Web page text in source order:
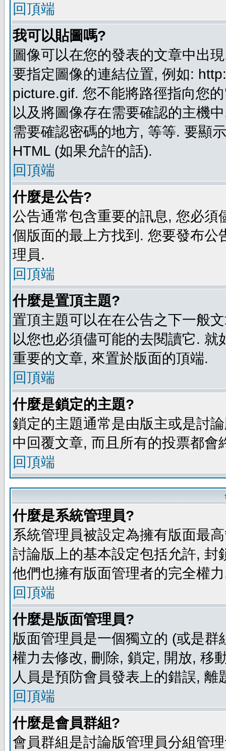
回頂端
我可以貼圖嗎?
圖像可以在您的發表的文章中出
要指定圖像的連結位置, 例如:
picture.gif. 您不能將路徑指向您
以及將圖像存在需要確認的主機
需要確認密碼的地方, 等等. 要顯
HTML (如果允許的話).
回頂端
什麼是公告?
公告通常包含重要的訊息, 您必
個版面的最上方找到. 您要發布
理員.
回頂端
什麼是置頂主題?
置頂主題可以在在公告之下一般
以您也必須儘可能的去閱讀它.
重要的文章, 來置於版面的頂端.
回頂端
什麼是鎖定的主題?
鎖定的主題通常是由版主或是討
中回覆文章, 而且所有的投票都
回頂端
什麼是系統管理員?
系統管理員被設定為擁有版面最
討論版上的基本設定包括允許,
他們也擁有版面管理者的完全權
回頂端
什麼是版面管理員?
版面管理員是一個獨立的 (或是
權力去修改, 刪除, 鎖定, 開放, 移
人員是預防會員發表上的錯誤, 離
回頂端
什麼是會員群組?
會員群組是討論版管理員分組管